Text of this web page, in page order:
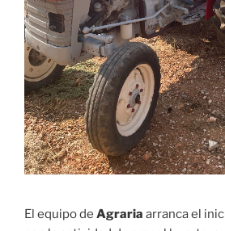
El equipo de Agraria arranca el